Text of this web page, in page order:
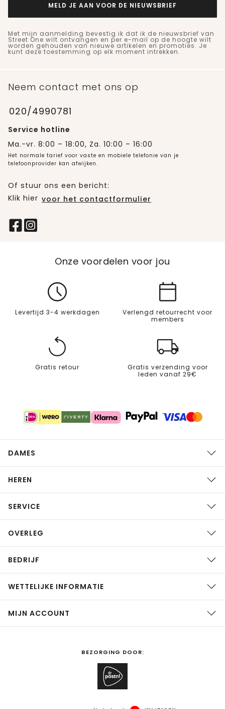
MELD JE AAN VOOR DE NIEUWSBRIEF
Met mijn aanmelding bevestig ik dat ik de nieuwsbrief van
Street One wilt ontvangen en per e-mail op de hoogte wilt
worden gehouden van nieuwe artikelen en promoties. Je
kunt deze toestemming op elk moment intrekken.
Neem contact met ons op
020/4990781
Service hotline
Ma.-vr. 8:00 – 18:00, Za. 10:00 – 16:00
Het normale tarief voor vaste en mobiele telefonie van je
telefoonprovider kan afwijken.
Of stuur ons een bericht:
Klik hier voor het contactformulier
Onze voordelen voor jou
Levertijd 3-4 werkdagen
Verlengd retourrecht voor
members
Gratis retour
Gratis verzending voor
leden vanaf 29€
DAMES
HEREN
SERVICE
OVERLEG
BEDRIJF
WETTELIJKE INFORMATIE
MIJN ACCOUNT
BEZORGING DOOR: